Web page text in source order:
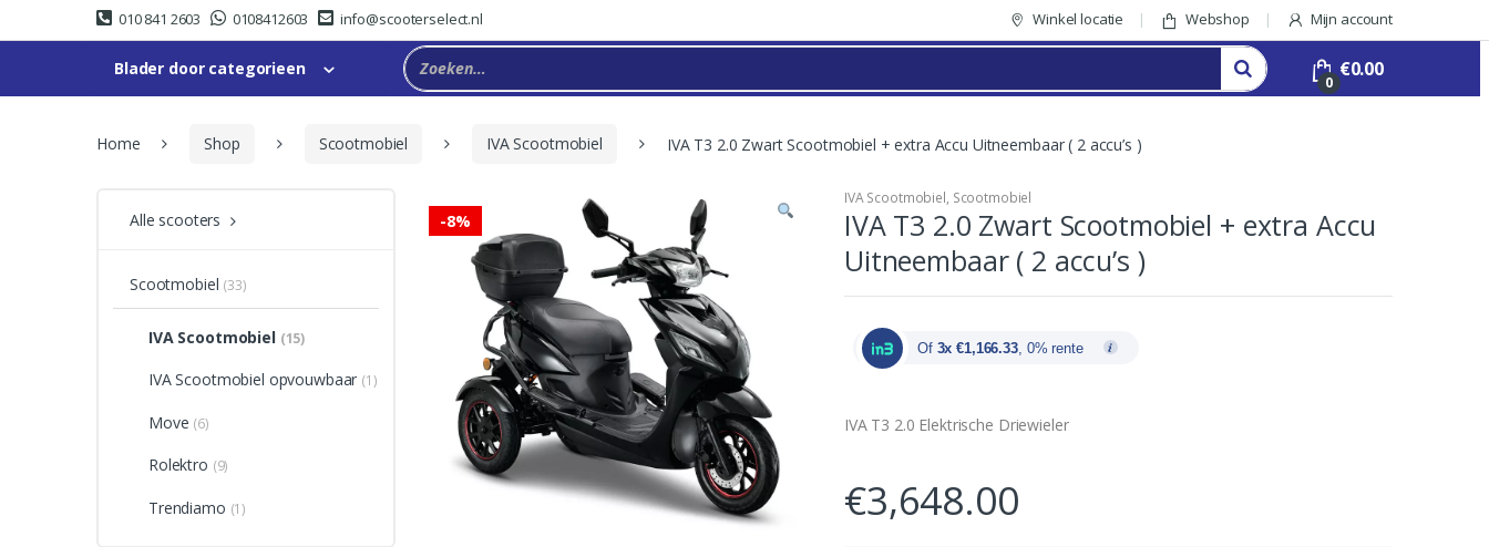
to
to
010 841 2603 0108412603 info@scooterselect.nl Winkel locatie Webshop Mijn account
Blader door categorieen
0
€0.00
Home Shop Scootmobiel IVA Scootmobiel IVA T3 2.0 Zwart Scootmobiel + extra Accu Uitneembaar ( 2 accu’s )
-8%
IVA Scootmobiel, Scootmobiel
IVA T3 2.0 Zwart Scootmobiel + extra Accu
Uitneembaar ( 2 accu’s )
Of 3x €1,166.33, 0% rente
IVA T3 2.0 Elektrische Driewieler
€3,648.00
Alle scooters
Scootmobiel (33)
IVA Scootmobiel (15)
IVA Scootmobiel opvouwbaar (1)
Move (6)
Rolektro (9)
Trendiamo (1)